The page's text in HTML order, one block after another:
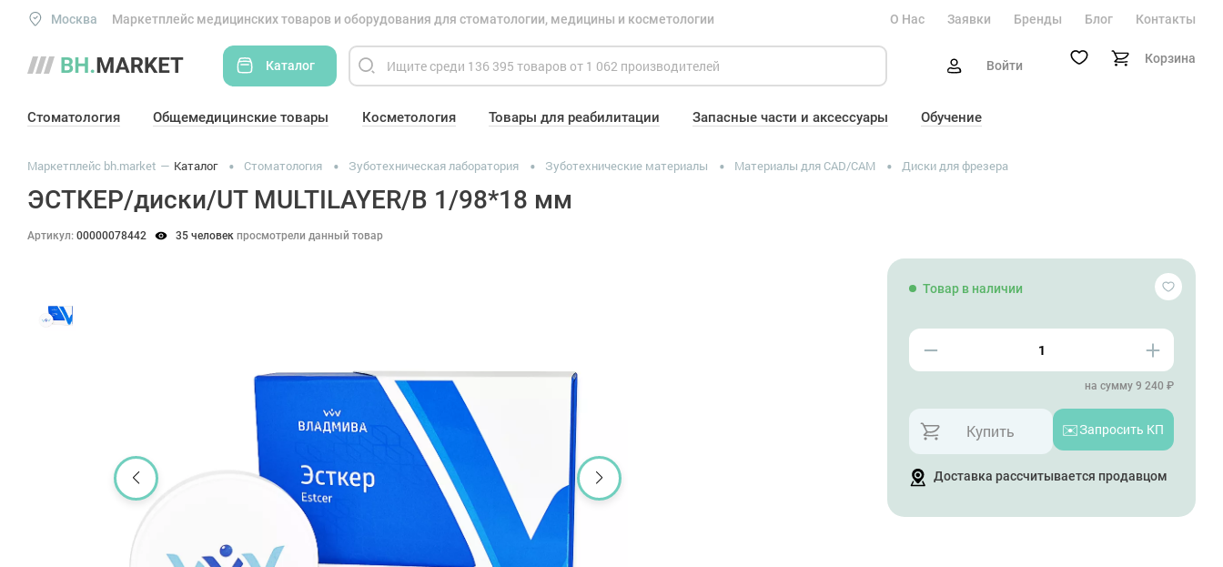
Москва Маркетплейс медицинских товаров и оборудования для стоматологии, медицины и косметологии О Нас Заявки Бренды Блог Контакты
Каталог Войти Корзина
Стоматология Общемедицинские товары Косметология Товары для реабилитации Запасные части и аксессуары Обучение
Маркетплейс bh.market Каталог Стоматология Зуботехническая лаборатория Зуботехнические материалы Материалы для CAD/CAM Диски для фрезера
ЭСТКЕР/диски/UT MULTILAYER/В 1/98*18 мм
Артикул: 00000078442 35 человек просмотрели данный товар
Товар в наличии
на сумму 9 240 ₽
Купить ✉️Запросить КП
Доставка рассчитывается продавцом